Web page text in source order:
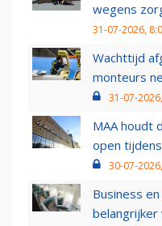
wegens
31-07-2026,
Wachttijd
monteurs
31-07-
MAA houdt
open
30-07-
Business
belangrijker